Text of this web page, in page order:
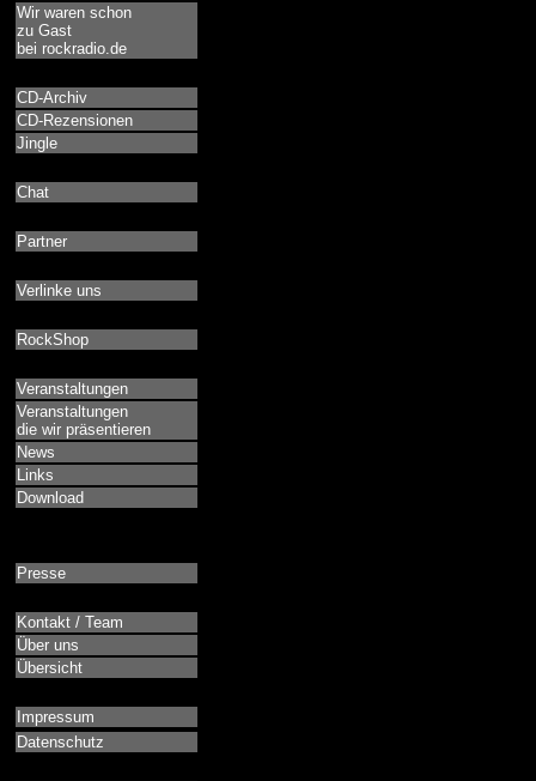
Wir waren schon
zu Gast
bei rockradio.de
CD-Archiv
CD-Rezensionen
Jingle
Chat
Partner
Verlinke uns
RockShop
Veranstaltungen
Veranstaltungen
die wir präsentieren
News
Links
Download
Presse
Kontakt / Team
Über uns
Übersicht
Impressum
Datenschutz